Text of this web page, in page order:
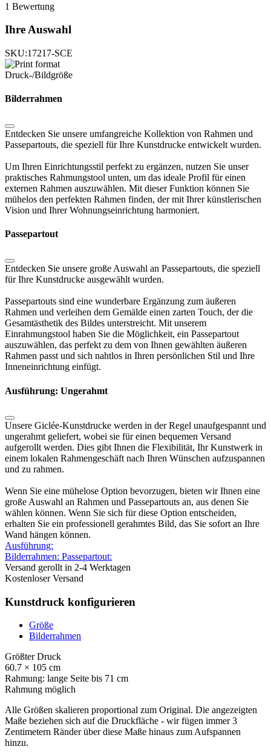
1 Bewertung
Ihre Auswahl
SKU:17217-SCE
Druck-/Bildgröße
Bilderrahmen
Entdecken Sie unsere umfangreiche Kollektion von Rahmen und
Passepartouts, die speziell für Ihre Kunstdrucke entwickelt wurden.
Um Ihren Einrichtungsstil perfekt zu ergänzen, nutzen Sie unser
praktisches Rahmungstool unten, um das ideale Profil für einen
externen Rahmen auszuwählen. Mit dieser Funktion können Sie
mühelos den perfekten Rahmen finden, der mit Ihrer künstlerischen
Vision und Ihrer Wohnungseinrichtung harmoniert.
Passepartout
Entdecken Sie unsere große Auswahl an Passepartouts, die speziell
für Ihre Kunstdrucke ausgewählt wurden.
Passepartouts sind eine wunderbare Ergänzung zum äußeren
Rahmen und verleihen dem Gemälde einen zarten Touch, der die
Gesamtästhetik des Bildes unterstreicht. Mit unserem
Einrahmungstool haben Sie die Möglichkeit, ein Passepartout
auszuwählen, das perfekt zu dem von Ihnen gewählten äußeren
Rahmen passt und sich nahtlos in Ihren persönlichen Stil und Ihre
Inneneinrichtung einfügt.
Ausführung: Ungerahmt
Unsere Giclée-Kunstdrucke werden in der Regel unaufgespannt und
ungerahmt geliefert, wobei sie für einen bequemen Versand
aufgerollt werden. Dies gibt Ihnen die Flexibilität, Ihr Kunstwerk in
einem lokalen Rahmengeschäft nach Ihren Wünschen aufzuspannen
und zu rahmen.
Wenn Sie eine mühelose Option bevorzugen, bieten wir Ihnen eine
große Auswahl an Rahmen und Passepartouts an, aus denen Sie
wählen können. Wenn Sie sich für diese Option entscheiden,
erhalten Sie ein professionell gerahmtes Bild, das Sie sofort an Ihre
Wand hängen können.
Ausführung:
Bilderrahmen: Passepartout:
Versand gerollt in 2-4 Werktagen
Kostenloser Versand
Kunstdruck konfigurieren
Größe
Bilderrahmen
Größter Druck
60.7 × 105 cm
Rahmung: lange Seite bis 71 cm
Rahmung möglich
Alle Größen skalieren proportional zum Original. Die angezeigten
Maße beziehen sich auf die Druckfläche - wir fügen immer 3
Zentimetern Ränder über diese Maße hinaus zum Aufspannen
hinzu.